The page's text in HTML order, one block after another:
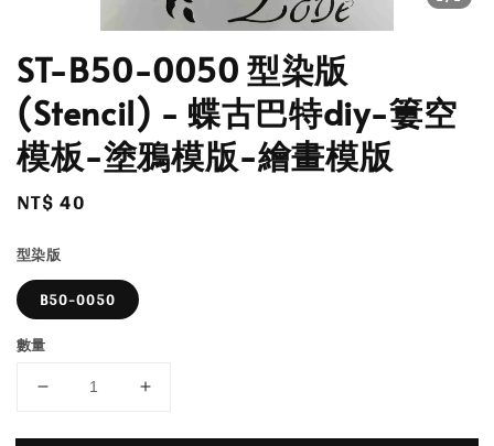
ST-B50-0050 型染版
(Stencil) - 蝶古巴特diy-簍空
模板-塗鴉模版-繪畫模版
Regular
NT$ 40
型染版
B50-0050
數量